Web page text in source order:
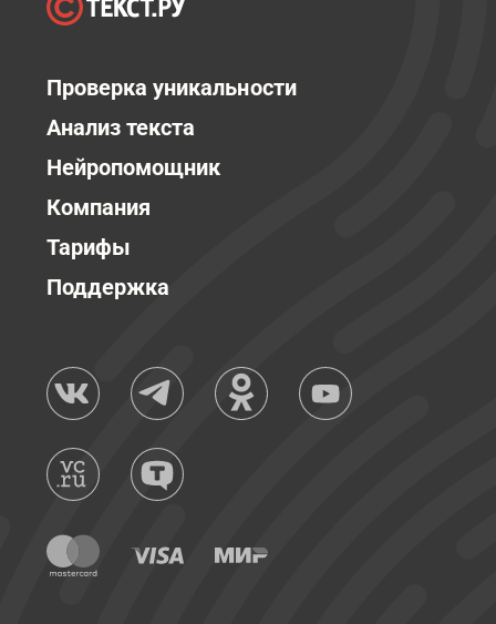
Проверка уникальности
Анализ текста
Нейропомощник
Компания
Тарифы
Поддержка